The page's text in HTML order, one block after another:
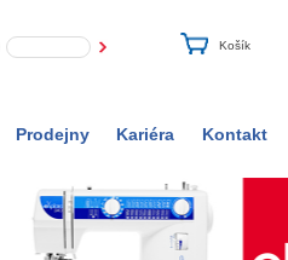
Prodejny Kariéra Kontakt